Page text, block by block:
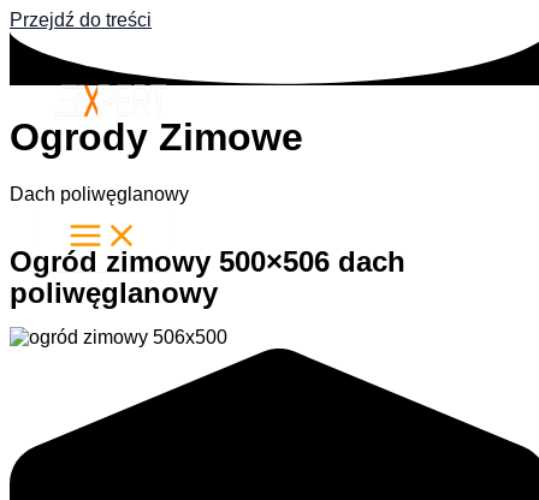
Przejdź do treści
Ogrody Zimowe
Dach poliwęglanowy
Ogród zimowy 500×506 dach
poliwęglanowy